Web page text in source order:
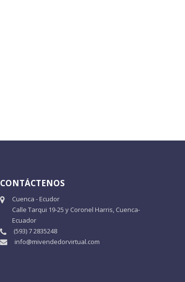
CONTÁCTENOS
Cuenca - Ecudor
Calle Tarqui 19-25 y Coronel Harris, Cuenca-
Ecuador
(593) 7 2835248
info@mivendedorvirtual.com